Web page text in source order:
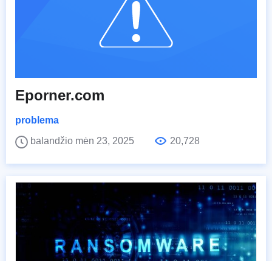
Eporner.com
problema
balandžio mėn 23, 2025
20,728